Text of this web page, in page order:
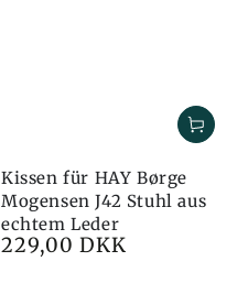
Kissen für HAY Børge
Mogensen J42 Stuhl aus
echtem Leder
Preis
229,00 DKK